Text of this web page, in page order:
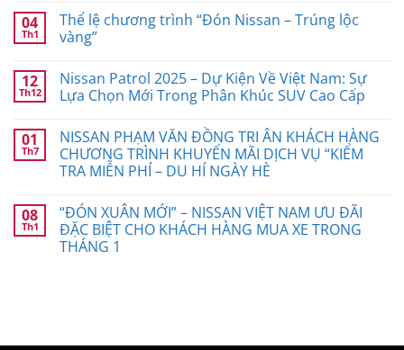
04
Th1
Thể lệ chương trình “Đón Nissan – Trúng lộc
vàng”
12
Th12
Nissan Patrol 2025 – Dự Kiện Về Việt Nam: Sự
Lựa Chọn Mới Trong Phân Khúc SUV Cao Cấp
01
Th7
NISSAN PHẠM VĂN ĐỒNG TRI ÂN KHÁCH HÀNG
CHƯƠNG TRÌNH KHUYẾN MÃI DỊCH VỤ “KIỂM
TRA MIỄN PHÍ – DU HÍ NGÀY HÈ
08
Th1
“ĐÓN XUÂN MỚI” – NISSAN VIỆT NAM ƯU ĐÃI
ĐẶC BIỆT CHO KHÁCH HÀNG MUA XE TRONG
THÁNG 1